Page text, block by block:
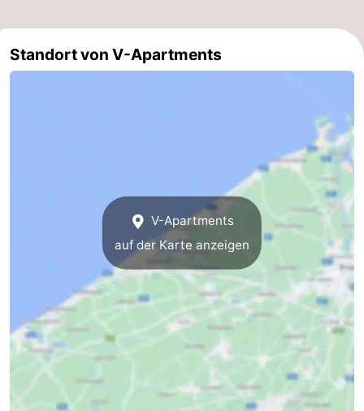
Natur
-
Middelkerke
-
Westende
Nieuwpoort
-
Standort von V-Apartments
V-Apartments
auf der Karte anzeigen